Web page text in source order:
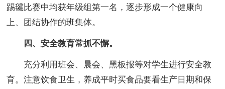
踢毽比赛中均获年级组第一名，逐步形成一个健康向
上、团结协作的班集体。
四、安全教育常抓不懈。
充分利用班会、晨会、黑板报等对学生进行安全教
育。注意饮食卫生，养成平时买食品要看生产日期和保